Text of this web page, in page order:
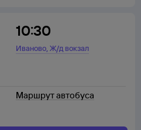
10:30
Иваново,Ж/д вокзал
Маршрут автобуса